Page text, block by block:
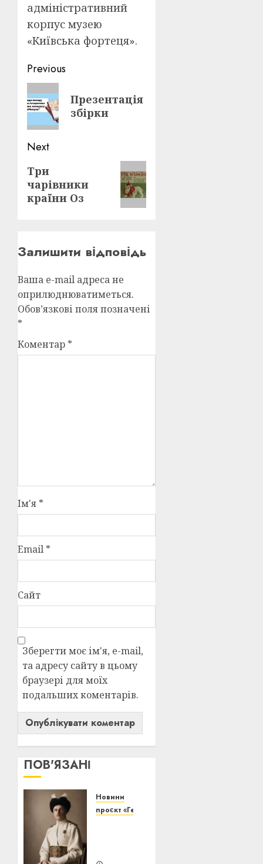
адміністративний
корпус музею
«Київська фортеця».
Post
navigation
Previous
Previous
post:
Презентація
збірки
Next
Next
post:
Три
чарівники
країни Оз
Залишити відповідь
Ваша e-mail адреса не
оприлюднюватиметься.
Обов’язкові поля позначені
*
Коментар *
Ім'я *
Email *
Сайт
Зберегти моє ім'я, e-mail,
та адресу сайту в цьому
браузері для моїх
подальших коментарів.
ПОВ'ЯЗАНІ
Новини
проєкт «Генерація волі»